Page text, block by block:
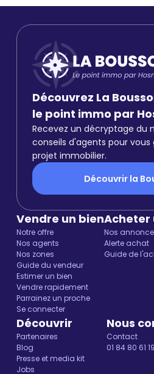
Découvrez La
le point immo par
Recevez un décryptage du
conseils d'agents pour
projet immobilier.
Découvrir la
Vendre un bien
Notre offre
Nos agents
Nos zones
Guide du vendeur
Estimer un bien
Vendre rapidement
Parrainez un proche
Se connecter
Acheter
Nos
Alerte achat
Guide de
Découvrir
Partenaires
Blog
Presse et media kit
Jobs
Nous
Contact
01 84 80 61 19